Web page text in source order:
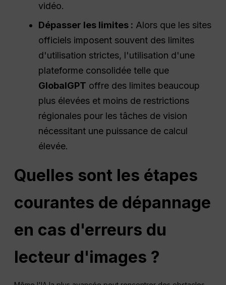
vidéo.
Dépasser les limites : Alors que les sites
officiels imposent souvent des limites
d'utilisation strictes, l'utilisation d'une
plateforme consolidée telle que
GlobalGPT offre des limites beaucoup
plus élevées et moins de restrictions
régionales pour les tâches de vision
nécessitant une puissance de calcul
élevée.
Quelles sont les étapes
courantes de dépannage
en cas d'erreurs du
lecteur d'images ?